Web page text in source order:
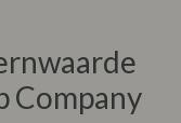
Company